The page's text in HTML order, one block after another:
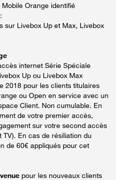
Orange identifié
sur Livebox Up et Max, Livebox
internet Série Spéciale
Up ou Livebox Max
2018 pour les clients titulaires
ou Open en service avec un
Client. Non cumulable. En
de votre premier accès,
sur votre second accès
En cas de résiliation du
de 60€ appliqués pour cet
pour les nouveaux clients